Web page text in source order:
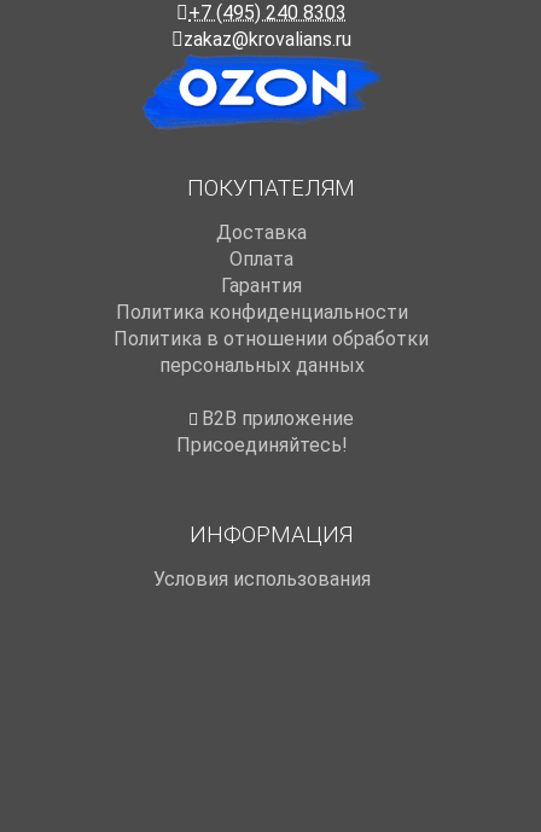
+7 (495) 240 8303
zakaz@krovalians.ru
ПОКУПАТЕЛЯМ
Доставка
Оплата
Гарантия
Политика конфиденциальности
Политика в отношении обработки
персональных данных
B2B приложение
Присоединяйтесь!
ИНФОРМАЦИЯ
Условия использования